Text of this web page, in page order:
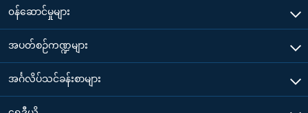
၀န်ဆောင်မှုများ
အပတ်စဉ်ကဏ္ဍများ
အင်္ဂလိပ်သင်ခန်းစာများ